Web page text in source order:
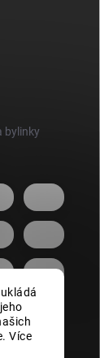
Více
bylinky